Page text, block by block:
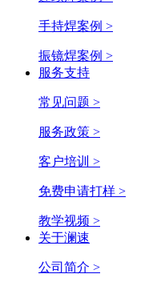
手持焊案例 >
振镜焊案例 >
服务支持
常见问题 >
服务政策 >
客户培训 >
免费申请打样 >
教学视频 >
关于澜速
公司简介 >